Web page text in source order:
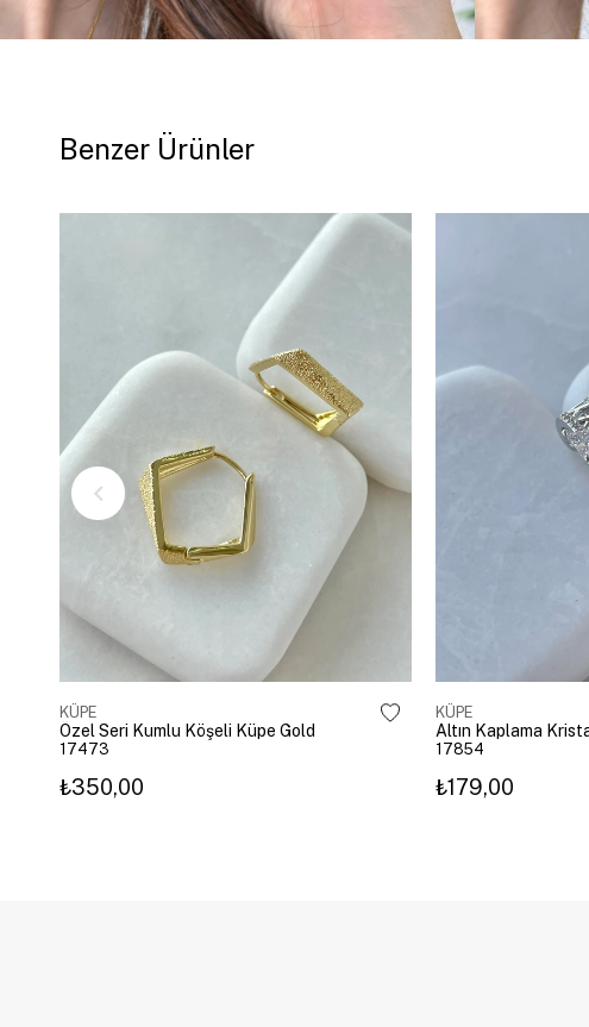
Benzer Ürünler
KÜPE
Özel Seri Kumlu Köşeli Küpe Gold
17473
₺350,00
KÜPE
17854
₺179,00